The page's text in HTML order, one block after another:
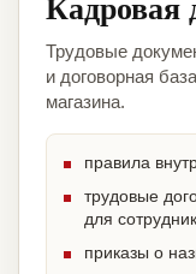
Трудовые
и договорная
магазина.
правила
трудовые
для
приказы о